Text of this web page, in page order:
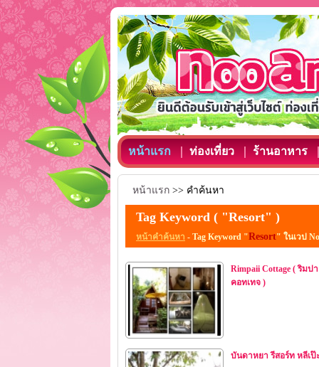
หน้าแรก ท่องเที่ยว ร้านอาหาร
หน้าแรก >> คำค้นหา
Tag Keyword ( "Resort" )
หน้าคำค้นหา - Tag Keyword "Resort" ในเวป
Rimpaii Cottage ( ริมป
คอทเทจ )
บันดาหยา รีสอร์ท หลีเป๊